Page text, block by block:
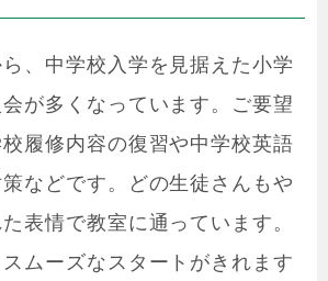
ら、中学校入学を見据えた小学
が多くなっています。ご要望
履修内容の復習や中学校英語
などです。どの生徒さんもや
表情で教室に通っています。
ムーズなスタートがきれます